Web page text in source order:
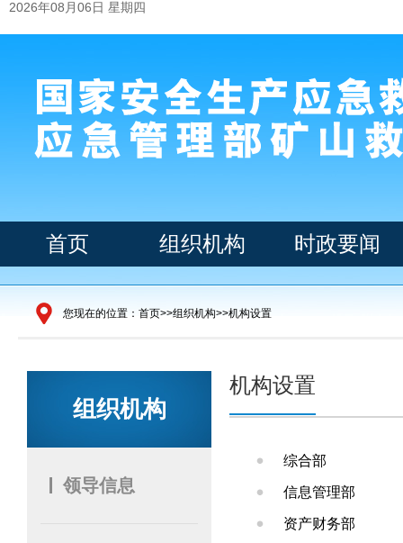
2026年08月06日 星期四
首页 组织机构 时政要闻
您现在的位置： 首页>>组织机构>>机构设置
组织机构
领导信息
机构设置
综合部
信息管理部
资产财务部